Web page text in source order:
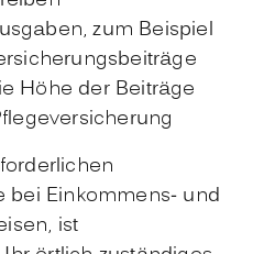
zum Beispiel
Höhe der Beiträge
bei Einkommens- und
ist